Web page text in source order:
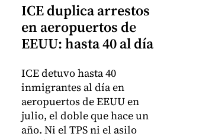
ICE duplica arrestos
en aeropuertos de
EEUU: hasta 40 al día
ICE detuvo hasta 40
inmigrantes al día en
aeropuertos de EEUU en
julio, el doble que hace un
año. Ni el TPS ni el asilo